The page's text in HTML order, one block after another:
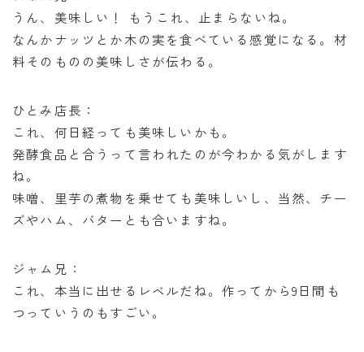
うん、美味しい！ もうこれ、止まらないね。
なんかナッツとか木の実を食べている感覚になる。材
料そのものの美味しさが伝わる。
ひとみ店長：
これ、何日経っても美味しいかも。
発酵食品と合うって言われたのが今わかる気がします
ね。
味噌、里芋の煮物を乗せても美味しいし、当然、チー
ズやハム、バターとも合いますね。
ジャム兄：
これ、本当に出せるレベルだね。作ってから9日間も
つっていうのもすごい。